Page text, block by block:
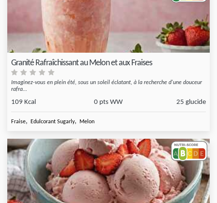
Granité Rafraîchissant au Melon et aux Fraises
Imaginez-vous en plein été, sous un soleil éclatant, à la recherche d'une douceur
rafra...
109 Kcal 0 pts WW 25 glucide
Fraise, Edulcorant Sugarly, Melon